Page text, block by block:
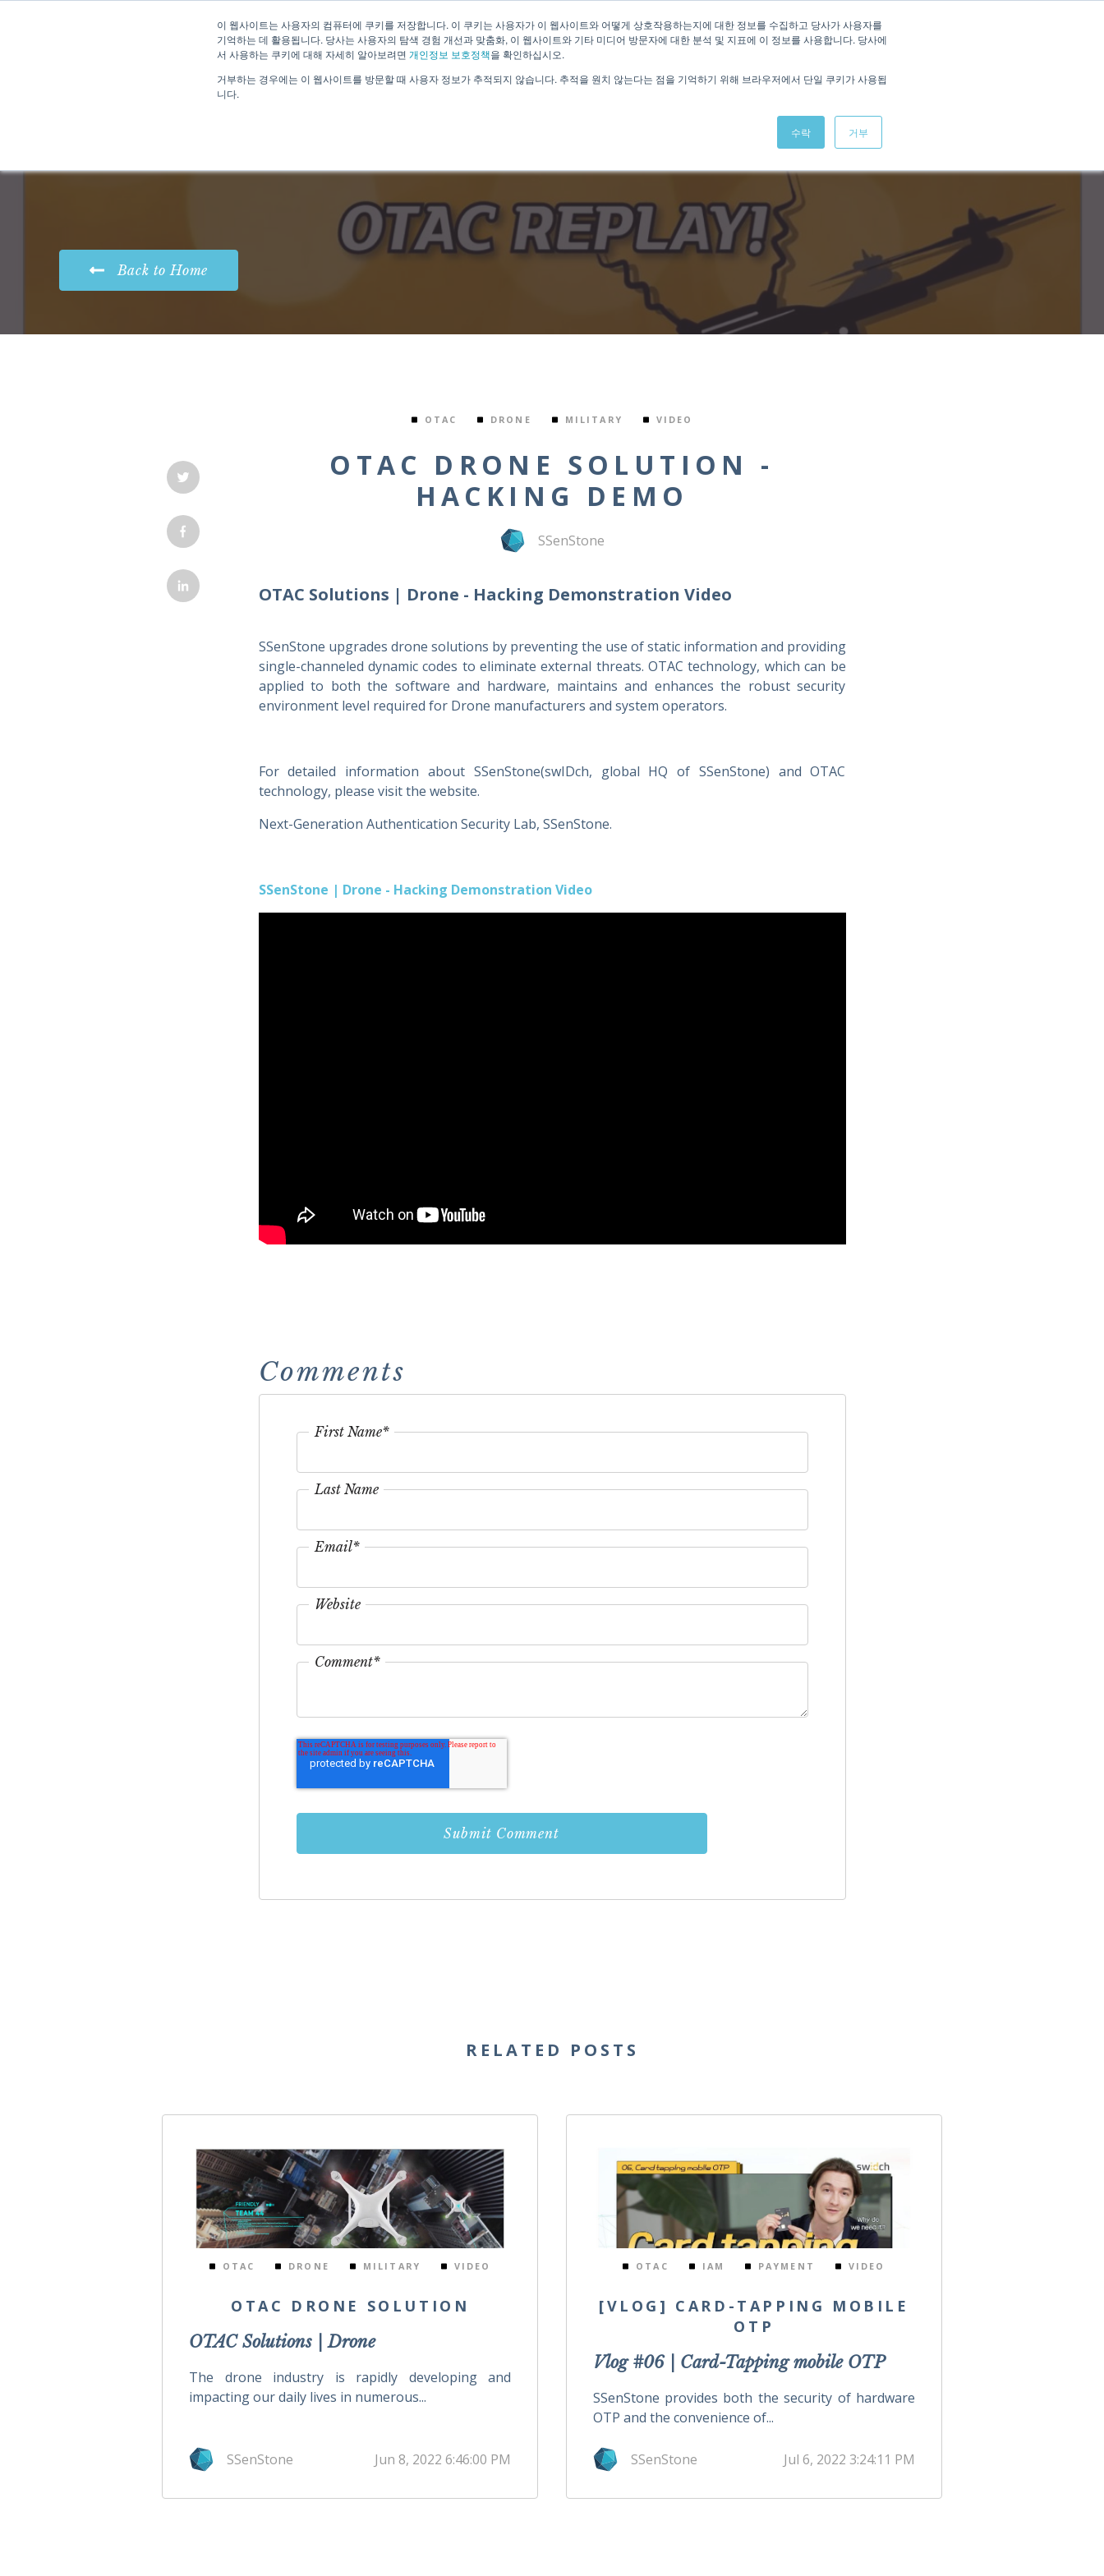
이 웹사이트는 사용자의 컴퓨터에 쿠키를 저장합니다. 이 쿠키는 사용자가 이 웹사이트와 어떻게 상호작용하는지에 대한 정보를 수집하고 당사가 사용자를
기억하는 데 활용됩니다. 당사는 사용자의 탐색 경험 개선과 맞춤화, 이 웹사이트와 기타 미디어 방문자에 대한 분석 및 지표에 이 정보를 사용합니다. 당사에
서 사용하는 쿠키에 대해 자세히 알아보려면 개인정보 보호정책을 확인하십시오.
거부하는 경우에는 이 웹사이트를 방문할 때 사용자 정보가 추적되지 않습니다. 추적을 원치 않는다는 점을 기억하기 위해 브라우저에서 단일 쿠키가 사용됩
니다.
수락 거부
Back to Home
OTAC DRONE MILITARY VIDEO
OTAC DRONE SOLUTION -
HACKING DEMO
SSenStone
OTAC Solutions | Drone - Hacking Demonstration Video
SSenStone upgrades drone solutions by preventing the use of static information and providing
single-channeled dynamic codes to eliminate external threats. OTAC technology, which can be
applied to both the software and hardware, maintains and enhances the robust security
environment level required for Drone manufacturers and system operators.
For detailed information about SSenStone(swIDch, global HQ of SSenStone) and OTAC
technology, please visit the website.
Next-Generation Authentication Security Lab, SSenStone.
SSenStone | Drone - Hacking Demonstration Video
Comments
First Name*
Last Name
Email*
Website
Comment*
RELATED POSTS
OTAC DRONE MILITARY VIDEO
OTAC DRONE SOLUTION
OTAC Solutions | Drone
The drone industry is rapidly developing and
impacting our daily lives in numerous...
SSenStone Jun 8, 2022 6:46:00 PM
OTAC IAM PAYMENT VIDEO
[VLOG] CARD-TAPPING MOBILE
OTP
Vlog #06 | Card-Tapping mobile OTP
SSenStone provides both the security of hardware
OTP and the convenience of...
SSenStone Jul 6, 2022 3:24:11 PM